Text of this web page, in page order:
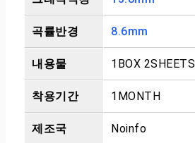
곡률반경 8.6mm
내용물 1BOX 2SHEETS
착용기간 1MONTH
제조국 Noinfo